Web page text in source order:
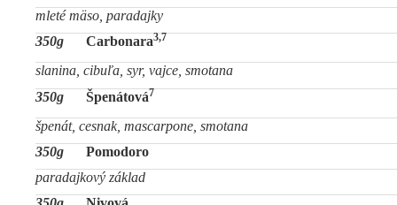
mleté mäso, paradajky
350g
Carbonara3,7
slanina, cibuľa, syr, vajce, smotana
350g
Špenátová7
špenát, cesnak, mascarpone, smotana
350g
Pomodoro
paradajkový základ